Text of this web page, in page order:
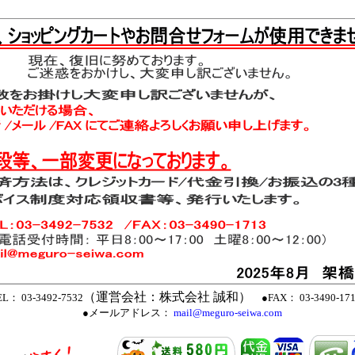
： 03-3492-7532 （運営会社：株式会社 誠和）
●FAX： 03-3490-
●メールアドレス： mail@meguro-seiwa.com